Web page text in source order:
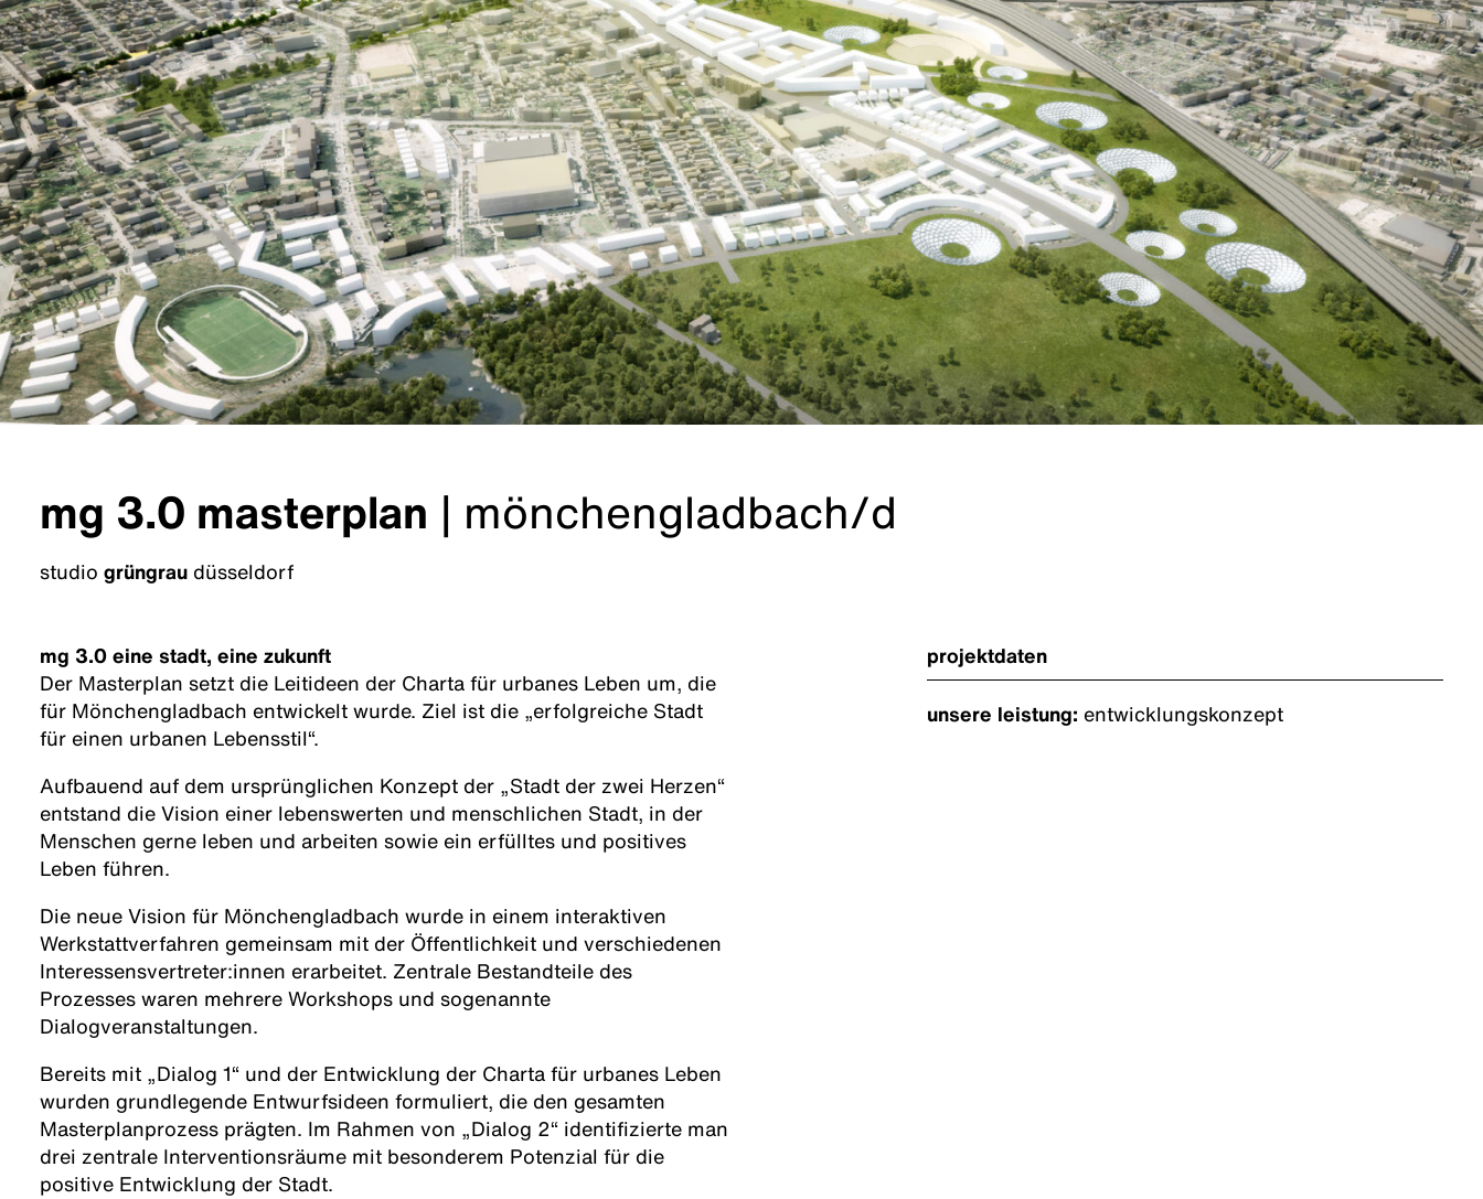
mg 3.0 masterplan | mönchengladbach/d
studio grüngrau düsseldorf
mg 3.0 eine stadt, eine zukunft
Der Masterplan setzt die Leitideen der Charta für urbanes Leben um, die
für Mönchengladbach entwickelt wurde. Ziel ist die „erfolgreiche Stadt
für einen urbanen Lebensstil“.
Aufbauend auf dem ursprünglichen Konzept der „Stadt der zwei Herzen“
entstand die Vision einer lebenswerten und menschlichen Stadt, in der
Menschen gerne leben und arbeiten sowie ein erfülltes und positives
Leben führen.
Die neue Vision für Mönchengladbach wurde in einem interaktiven
Werkstattverfahren gemeinsam mit der Öffentlichkeit und verschiedenen
Interessensvertreter:innen erarbeitet. Zentrale Bestandteile des
Prozesses waren mehrere Workshops und sogenannte
Dialogveranstaltungen.
Bereits mit „Dialog 1“ und der Entwicklung der Charta für urbanes Leben
wurden grundlegende Entwurfsideen formuliert, die den gesamten
Masterplanprozess prägten. Im Rahmen von „Dialog 2“ identifizierte man
drei zentrale Interventionsräume mit besonderem Potenzial für die
positive Entwicklung der Stadt.
projektdaten
unsere leistung: entwicklungskonzept